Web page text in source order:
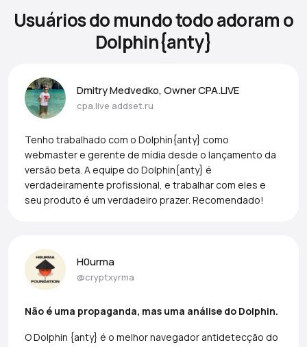
Usuários do mundo todo adoram o
Dolphin{anty}
Dmitry Medvedko, Owner CPA.LIVE
cpa.live addset.ru
Tenho trabalhado com o Dolphin{anty} como
webmaster e gerente de mídia desde o lançamento da
versão beta. A equipe do Dolphin{anty} é
verdadeiramente profissional, e trabalhar com eles e
seu produto é um verdadeiro prazer. Recomendado!
H0urma
@cryptxyrma
Não é uma propaganda, mas uma análise do Dolphin.
O Dolphin {anty} é o melhor navegador antidetecção do